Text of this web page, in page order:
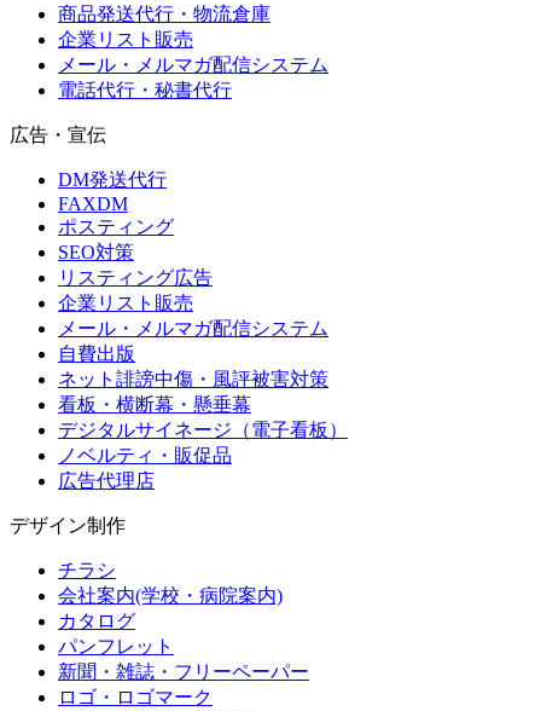
商品発送代行・物流倉庫
企業リスト販売
メール・メルマガ配信システム
電話代行・秘書代行
広告・宣伝
DM発送代行
FAXDM
ポスティング
SEO対策
リスティング広告
企業リスト販売
メール・メルマガ配信システム
自費出版
ネット誹謗中傷・風評被害対策
看板・横断幕・懸垂幕
デジタルサイネージ（電子看板）
ノベルティ・販促品
広告代理店
デザイン制作
チラシ
会社案内(学校・病院案内)
カタログ
パンフレット
新聞・雑誌・フリーペーパー
ロゴ・ロゴマーク